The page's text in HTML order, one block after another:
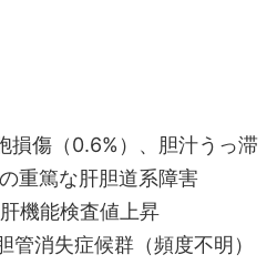
損傷（0.6%）、胆汁うっ滞
重篤な肝胆道系障害
機能検査値上昇
管消失症候群（頻度不明）